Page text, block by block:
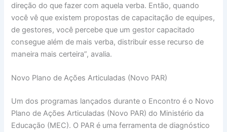
direção do que fazer com aquela verba. Então, quando
você vê que existem propostas de capacitação de equipes,
de gestores, você percebe que um gestor capacitado
consegue além de mais verba, distribuir esse recurso de
maneira mais certeira”, avalia.
Novo Plano de Ações Articuladas (Novo PAR)
Um dos programas lançados durante o Encontro é o Novo
Plano de Ações Articuladas (Novo PAR) do Ministério da
Educação (MEC). O PAR é uma ferramenta de diagnóstico